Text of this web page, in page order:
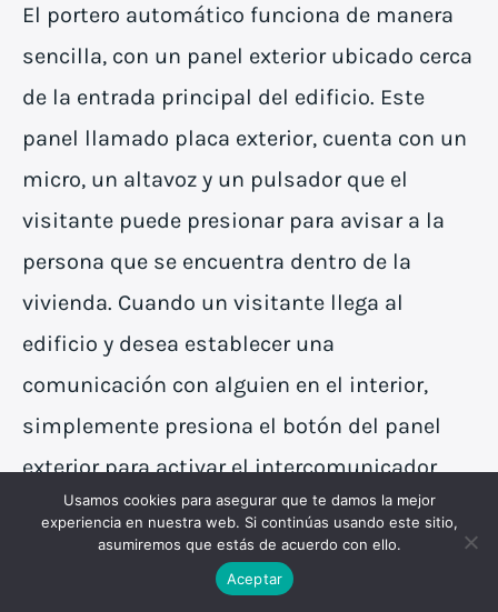
El portero automático funciona de manera
sencilla, con un panel exterior ubicado cerca
de la entrada principal del edificio. Este
panel llamado placa exterior, cuenta con un
micro, un altavoz y un pulsador que el
visitante puede presionar para avisar a la
persona que se encuentra dentro de la
vivienda. Cuando un visitante llega al
edificio y desea establecer una
comunicación con alguien en el interior,
simplemente presiona el botón del panel
exterior para activar el intercomunicador
dentro del edificio.
Una vez que se recibe la llamada la persona
Usamos cookies para asegurar que te damos la mejor
experiencia en nuestra web. Si continúas usando este sitio,
asumiremos que estás de acuerdo con ello.
Aceptar